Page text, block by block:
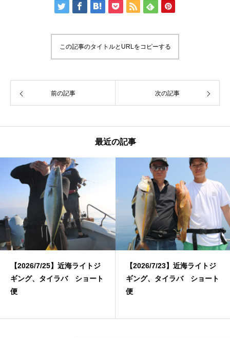
この記事のタイトルとURLをコピーする
前の記事 次の記事
最近の記事
【2026/7/25】近海ライトジ
ギング、タイラバ ショート
便
【2026/7/23】近海ライトジ
ギング、タイラバ ショート
便